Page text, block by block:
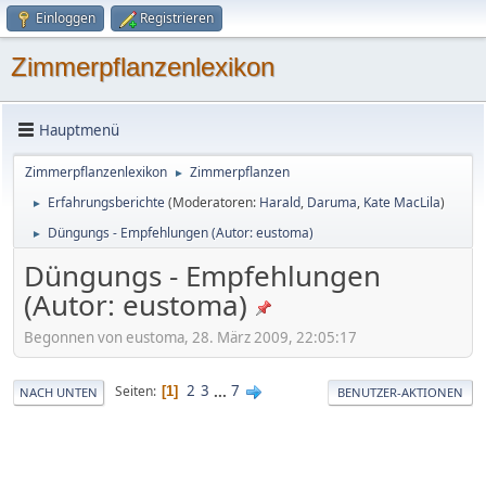
Einloggen Registrieren
Zimmerpflanzenlexikon
Hauptmenü
Zimmerpflanzenlexikon ► Zimmerpflanzen
► Erfahrungsberichte(Moderatoren: Harald, Daruma, Kate MacLila)
► Düngungs - Empfehlungen (Autor: eustoma)
Düngungs - Empfehlungen
(Autor: eustoma)
Begonnen von eustoma, 28. März 2009, 22:05:17
NACH UNTEN Seiten 1 2 3 ... 7 BENUTZER-AKTIONEN